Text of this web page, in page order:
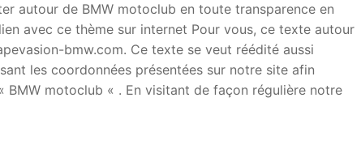
autour de BMW motoclub en toute transparence en
avec ce thème sur internet Pour vous, ce texte autour
bmw.com. Ce texte se veut réédité aussi
les coordonnées présentées sur notre site afin
BMW motoclub « . En visitant de façon régulière notre